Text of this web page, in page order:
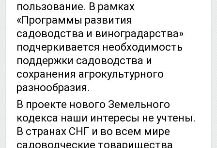
пользование. В рамках
«Программы развития
садоводства и виноградарства»
подчеркивается необходимость
поддержки садоводства и
сохранения агрокультурного
разнообразия.
В проекте нового Земельного
кодекса наши интересы не учтены.
В странах СНГ и во всем мире
садоводческие товарищества